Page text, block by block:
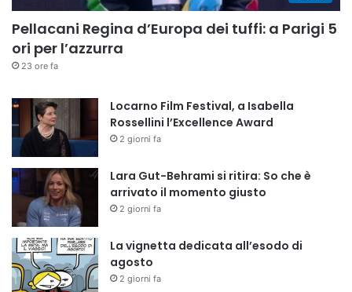
Pellacani Regina d’Europa dei tuffi: a Parigi 5
ori per l’azzurra
23 ore fa
Locarno Film Festival, a Isabella
Rossellini l’Excellence Award
2 giorni fa
Lara Gut-Behrami si ritira: So che è
arrivato il momento giusto
2 giorni fa
La vignetta dedicata all’esodo di
agosto
2 giorni fa